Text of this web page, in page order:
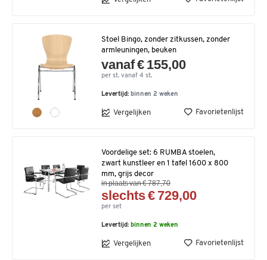
Stoel Bingo, zonder zitkussen, zonder
armleuningen, beuken
vanaf € 155,00
per st. vanaf 4 st.
Levertijd: binnen 2 weken
Vergelijken Favorietenlijst
Voordelige set: 6 RUMBA stoelen,
zwart kunstleer en 1 tafel 1600 x 800
mm, grijs decor
in plaats van € 787,70
slechts € 729,00
per set
Levertijd: binnen 2 weken
Vergelijken Favorietenlijst